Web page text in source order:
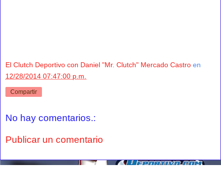
El Clutch Deportivo con Daniel "Mr. Clutch" Mercado Castro en
12/28/2014 07:47:00 p.m.
Compartir
No hay comentarios.:
Publicar un comentario